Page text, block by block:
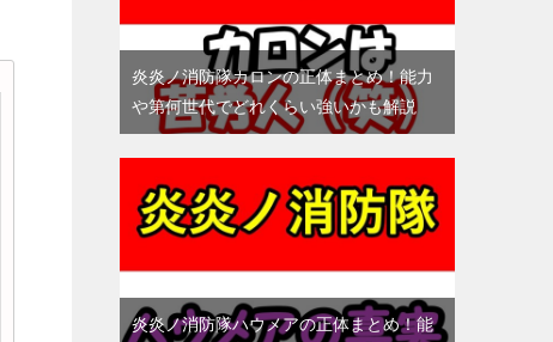
炎炎ノ消防隊カロンの正体まとめ！能力
や第何世代でどれくらい強いかも解説
炎炎ノ消防隊ハウメアの正体まとめ！能